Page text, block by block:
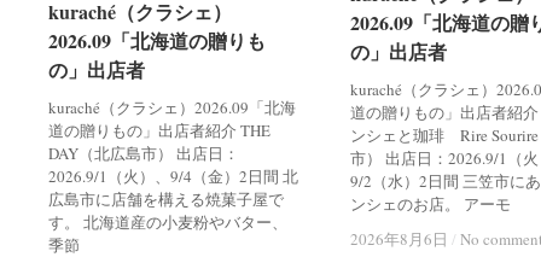
kuraché（クラシェ）
2026.09「北海道の贈りも
の」出店者
kuraché（クラシェ）2026.09「北海
道の贈りもの」出店者紹介 THE
DAY（北広島市） 出店日：
2026.9/1（火）、9/4（金）2日間 北
広島市に店舗を構える焼菓子屋で
す。 北海道産の小麦粉やバター、
季節
kuraché（クラシェ）
2026.09「北海道の贈りも
の」出店者
2026.09「北海道の贈
の」出店者
kuraché（クラシェ）
道の贈りもの」出店者紹
ンシェと珈琲 Rire
市） 出店日：2026.9/1（
9/2（水）2日間 三笠市に
ンシェのお店。 アーモ
2026年8月6日 / No
2026.09「北海道の贈
の」出店者
2026年8月6日 / No